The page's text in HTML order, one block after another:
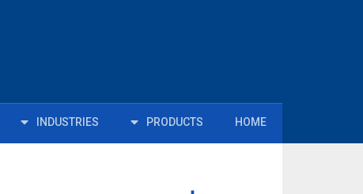
HOME
PRODUCTS
INDUSTRIES